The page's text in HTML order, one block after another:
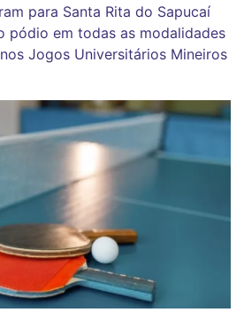
para Santa Rita do Sapucaí
pódio em todas as modalidades
Jogos Universitários Mineiros